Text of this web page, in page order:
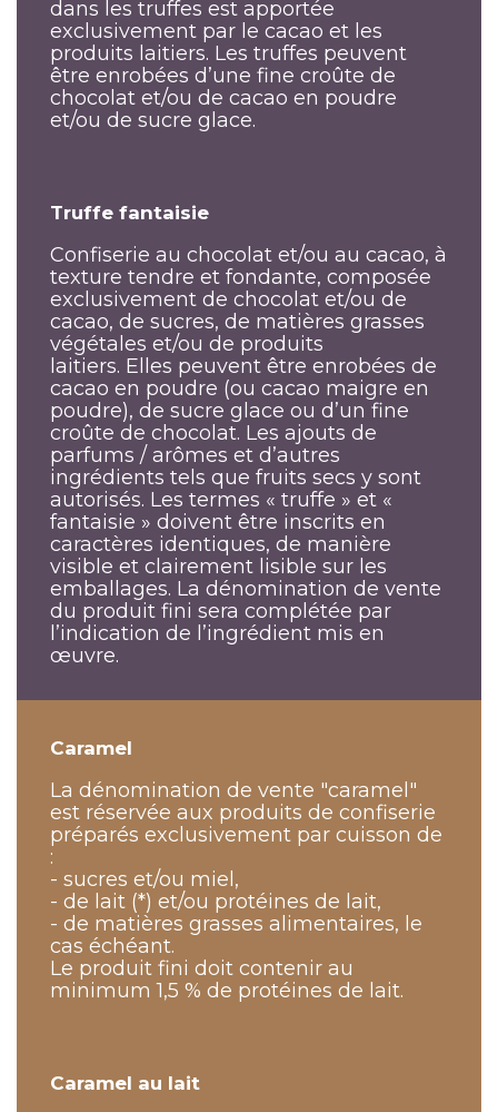
dans les truffes est apportée
exclusivement par le cacao et les
produits laitiers. Les truffes peuvent
être enrobées d’une fine croûte de
chocolat et/ou de cacao en poudre
et/ou de sucre glace.
Truffe fantaisie
Confiserie au chocolat et/ou au cacao, à
texture tendre et fondante, composée
exclusivement de chocolat et/ou de
cacao, de sucres, de matières grasses
végétales et/ou de produits
laitiers. Elles peuvent être enrobées de
cacao en poudre (ou cacao maigre en
poudre), de sucre glace ou d’un fine
croûte de chocolat. Les ajouts de
parfums / arômes et d’autres
ingrédients tels que fruits secs y sont
autorisés. Les termes « truffe » et «
fantaisie » doivent être inscrits en
caractères identiques, de manière
visible et clairement lisible sur les
emballages. La dénomination de vente
du produit fini sera complétée par
l’indication de l’ingrédient mis en
œuvre.
Caramel
La dénomination de vente "caramel"
est réservée aux produits de confiserie
préparés exclusivement par cuisson de
:
- sucres et/ou miel,
- de lait (*) et/ou protéines de lait,
- de matières grasses alimentaires, le
cas échéant.
Le produit fini doit contenir au
minimum 1,5 % de protéines de lait.
Caramel au lait